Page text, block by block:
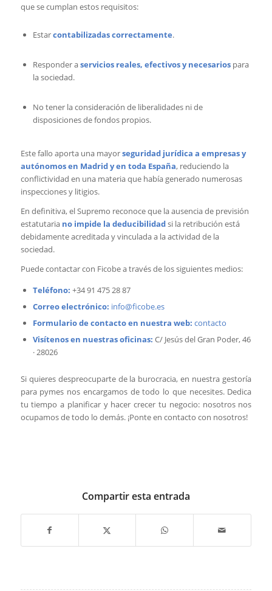
que se cumplan estos requisitos:
Estarcontabilizadas correctamente.
Responder aservicios reales, efectivos y necesariospara
la sociedad.
No tener la consideración de liberalidades ni de
disposiciones de fondos propios.
Este fallo aporta una mayorseguridad jurídica a empresas y
autónomos en Madrid y en toda España, reduciendo la
conflictividad en una materia que había generado numerosas
inspecciones y litigios.
En definitiva, el Supremo reconoce que la ausencia de previsión
estatutaria no impide la deducibilidadsi la retribución está
debidamente acreditada y vinculada a la actividad de la
sociedad.
Puede contactar con Ficobe a través de los siguientes medios:
Teléfono: +34 91 475 28 87
Correo electrónico: info@ficobe.es
Formulario de contacto en nuestra web: contacto
Visítenos en nuestras oficinas: C/ Jesús del Gran Poder, 46
· 28026
Si quieres despreocuparte de la burocracia, en nuestra gestoría
para pymes nos encargamos de todo lo que necesites. Dedica
tu tiempo a planificar y hacer crecer tu negocio: nosotros nos
ocupamos de todo lo demás. ¡Ponte en contacto con nosotros!
Compartir esta entrada